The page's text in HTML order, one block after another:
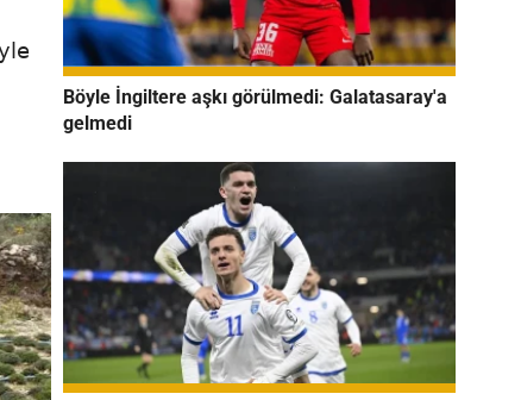
Böyle İngiltere aşkı görülmedi: Galatasaray'a
gelmedi